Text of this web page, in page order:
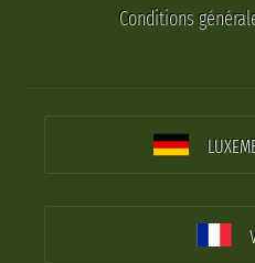
Conditions